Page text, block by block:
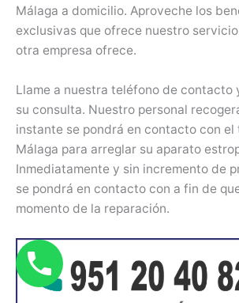
Málaga a domicilio. Aproveche los
exclusivas que ofrece nuestro
otra empresa ofrece.
Llame a nuestra teléfono de contacto
su consulta. Nuestro personal
instante se pondrá en contacto con el
Málaga para arreglar su aparato
Inmediatamente y sin incremento de
se pondrá en contacto con a fin de
momento de la reparación.